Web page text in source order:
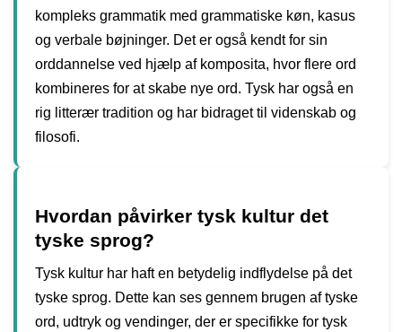
kompleks grammatik med grammatiske køn, kasus
og verbale bøjninger. Det er også kendt for sin
orddannelse ved hjælp af komposita, hvor flere ord
kombineres for at skabe nye ord. Tysk har også en
rig litterær tradition og har bidraget til videnskab og
filosofi.
Hvordan påvirker tysk kultur det
tyske sprog?
Tysk kultur har haft en betydelig indflydelse på det
tyske sprog. Dette kan ses gennem brugen af tyske
ord, udtryk og vendinger, der er specifikke for tysk